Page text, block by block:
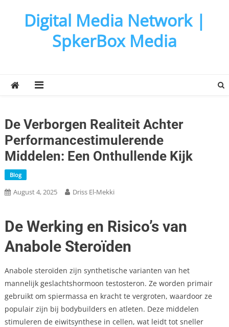
Digital Media Network |
SpkerBox Media
De Verborgen Realiteit Achter
Performancestimulerende
Middelen: Een Onthullende Kijk
Blog
August 4, 2025 Driss El-Mekki
De Werking en Risico’s van
Anabole Steroïden
Anabole steroïden zijn synthetische varianten van het
mannelijk geslachtshormoon testosteron. Ze worden primair
gebruikt om spiermassa en kracht te vergroten, waardoor ze
populair zijn bij bodybuilders en atleten. Deze middelen
stimuleren de eiwitsynthese in cellen, wat leidt tot sneller